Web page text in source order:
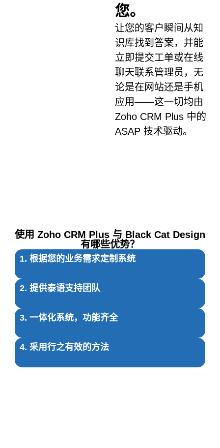
您。
让您的客户瞬间从知
识库找到答案，并能
立即提交工单或在线
聊天联系管理员，无
论是在网站还是手机
应用——这一切均由
Zoho CRM Plus 中的
ASAP 技术驱动。
使用 Zoho CRM Plus 与 Black Cat Design
有哪些优势？
1. 根据您的业务需求定制系统
2. 提供泰语支持团队
3. 一体化系统，功能齐全
4. 采用行之有效的方法